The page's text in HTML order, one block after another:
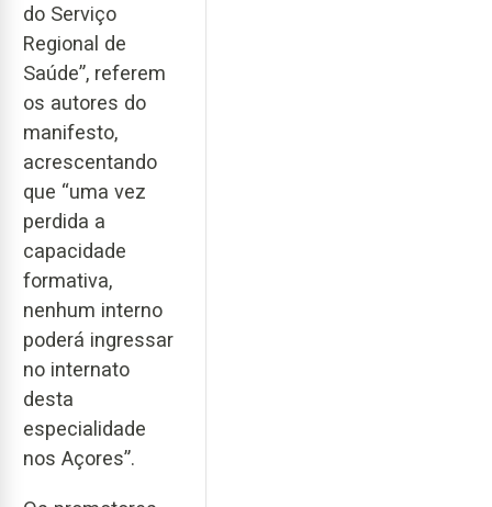
do Serviço
Regional de
Saúde”, referem
os autores do
manifesto,
acrescentando
que “uma vez
perdida a
capacidade
formativa,
nenhum interno
poderá ingressar
no internato
desta
especialidade
nos Açores”.